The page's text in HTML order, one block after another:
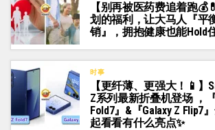
【别再被医药费追着跑
划的福利，让大马人『平
销』，拥抱健康也能Hold
时事
【更纤薄、更强大！📱】
Z系列最新折叠机登场 ，
Fold7』&『Galaxy Z Flip7
起看看有什么亮点✨